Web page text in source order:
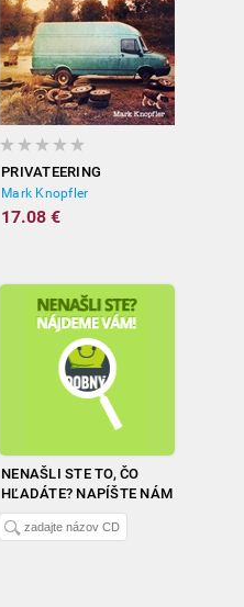
PRIVATEERING
Mark Knopfler
17.08 €
NENAŠLI STE TO, ČO
HĽADÁTE? NAPÍŠTE NÁM